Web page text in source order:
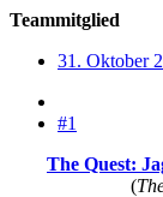
Teammitglied
31. Oktober
#1
The Quest:
(